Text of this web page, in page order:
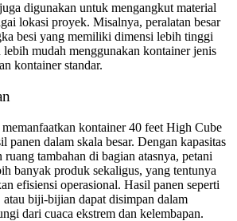
digunakan untuk mengangkut material
lokasi proyek. Misalnya, peralatan besar
besi yang memiliki dimensi lebih tinggi
mudah menggunakan kontainer jenis
kontainer standar.
kontainer 40 feet High Cube
panen dalam skala besar. Dengan kapasitas
ruang tambahan di bagian atasnya, petani
banyak produk sekaligus, yang tentunya
efisiensi operasional. Hasil panen seperti
atau biji-bijian dapat disimpan dalam
dari cuaca ekstrem dan kelembapan.